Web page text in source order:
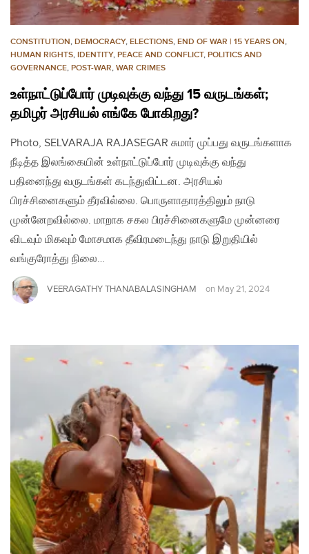
CONSTITUTION, DEMOCRACY, ELECTIONS, END OF WAR | 15 YEARS ON,
HUMAN RIGHTS, IDENTITY, PEACE AND CONFLICT, POLITICS AND
GOVERNANCE, POST-WAR, WAR CRIMES
உள்நாட்டுப்போர் முடிவுக்கு வந்து 15 வருடங்கள்;
தமிழர் அரசியல் எங்கே போகிறது?
Photo, SELVARAJA RAJASEGAR சுமார் முப்பது வருடங்களாக
நீடித்த இலங்கையின் உள்நாட்டுப்போர் முடிவுக்கு வந்து
பதினைந்து வருடங்கள் கடந்துவிட்டன. அரசியல்
பிரச்சினைகளும் தீரவில்லை. பொருளாதாரத்திலும் நாடு
முன்னேறவில்லை. மாறாக சகல பிரச்சினைகளுமே முன்னரை
விடவும் மிகவும் மோசமாக தீவிரமடைந்து நாடு இறுதியில்
வங்குரோத்து நிலை…
VEERAGATHY THANABALASINGHAM on May 21, 2024